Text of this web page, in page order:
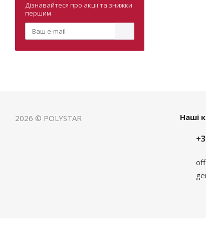
Дізнавайтеся про акції та знижки
першим
2026 © POLYSTAR Наші